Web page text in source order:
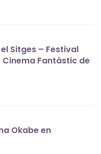
Sitges – Festival
Fantàstic de
Okabe en